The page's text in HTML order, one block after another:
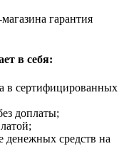
гарантия
в себя:
в сертифицированных
доплаты;
денежных средств на